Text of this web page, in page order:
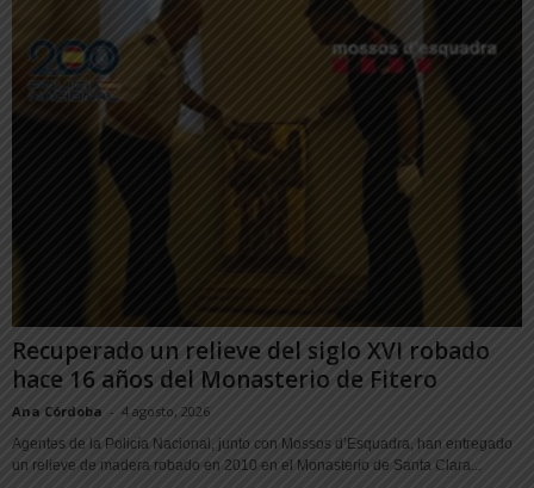
Recuperado un relieve del siglo XVI robado
hace 16 años del Monasterio de Fitero
Ana Córdoba - 4 agosto, 2026
Agentes de la Policía Nacional, junto con Mossos d’Esquadra, han entregado
un relieve de madera robado en 2010 en el Monasterio de Santa Clara...